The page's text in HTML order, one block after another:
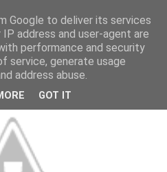
Google to deliver its services
address and user-agent are
performance and security
service, generate usage
address abuse.
GOT IT